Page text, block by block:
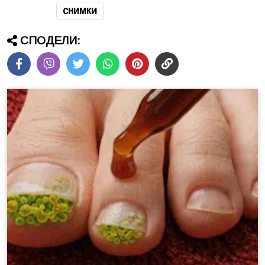
снимки
СПОДЕЛИ: